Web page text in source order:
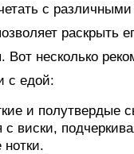
с
раскрыть
Вот несколько
с едой:
и полутвердые
с виски,